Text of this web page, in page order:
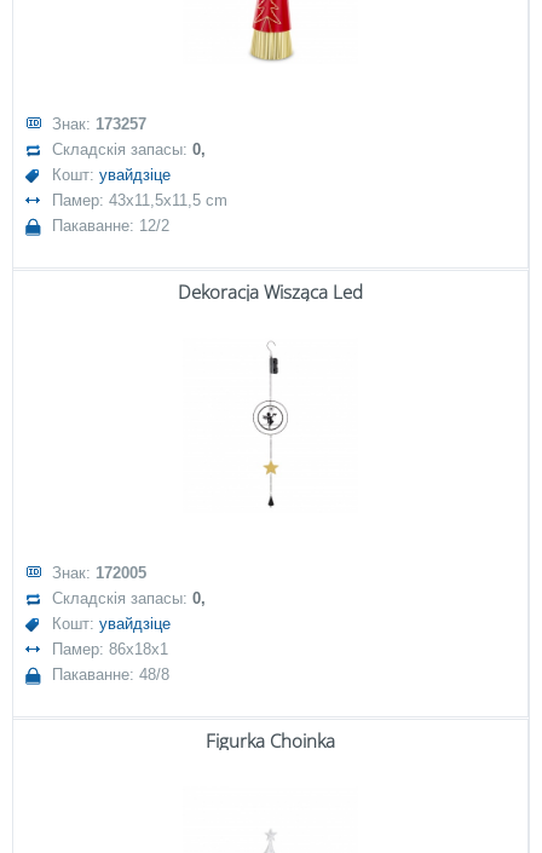
Знак: 173257
Складскія запасы:0,
Кошт:увайдзіце
Памер: 43x11,5x11,5 cm
Пакаванне: 12/2
Dekoracja Wisząca Led
Знак: 172005
Складскія запасы:0,
Кошт:увайдзіце
Памер: 86x18x1
Пакаванне: 48/8
Figurka Choinka